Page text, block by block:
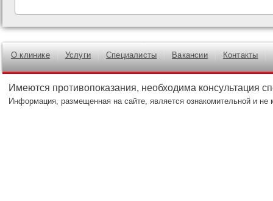
О клинике Услуги Специалисты Вакансии Контакты
Имеются противопоказания, необходима консультация
Информация, размещенная на сайте, является ознакомительной и